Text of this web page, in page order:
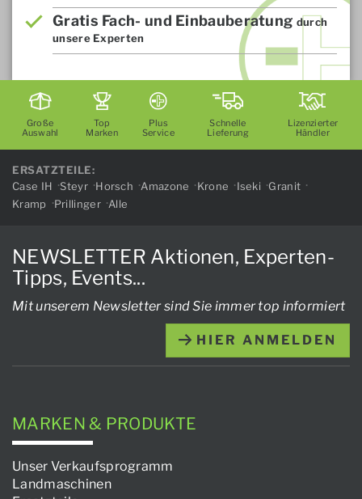
Gratis Fach- und Einbauberatung durch
unsere Experten
Große
Auswahl
Top
Marken
Plus
Service
Schnelle
Lieferung
Lizenzierter
Händler
ERSATZTEILE:
Case IH
Steyr Horsch Amazone Krone Iseki
Granit
Kramp
Prillinger Alle
NEWSLETTER Aktionen, Experten-
Tipps, Events...
Mit unserem Newsletter sind Sie immer top informiert
HIER ANMELDEN
MARKEN & PRODUKTE
Unser Verkaufsprogramm
Landmaschinen